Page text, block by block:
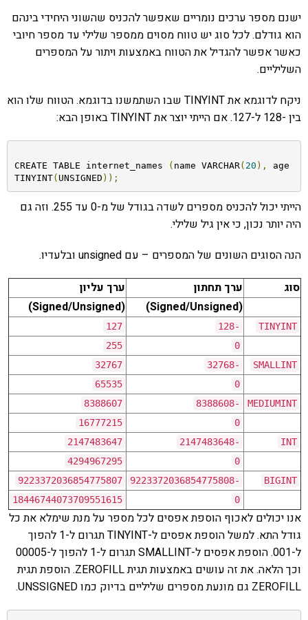
ישנם מספר ערכים נומריים שאפשר להכניס שהשוני היחידי בינהם
הוא גודלם. לכל סוג יש טווח מסוים ממספר שלילי עד מספר חיובי
כאשר אפשר להגדיל את הטווח באמצעות ויתור על המספרים
השליליים.
ניקח לדוגמא את TINYINT שבו השתמשנו בדוגמא. הטווח שלו הוא
בין -128 ל-127. אם הייתי יוצר את TINYINT באופן הבא:
CREATE TABLE internet_names ( name VARCHAR( 20 ),
age
TINYINT( UNSIGNED ));
הייתי יכול להכניס מספרים לשדה בגודל של מ-0 עד 255. וזה גם
היה יותר נכון, כי אין גיל שלילי.
הנה הסוגים השונים של המספרים – עם unsigned ובלעדיו.
סוג
ערך תחתון
ערך עליון
(Signed/Unsigned)
(Signed/Unsigned)
TINYINT
-
128
127
0
255
SMALLINT
-
32768
32767
0
65535
MEDIUMINT
-
8388608
8388607
0
16777215
INT
-
2147483648
2147483647
0
4294967295
BIGINT
-
9223372036854775808
9223372036854775807
0
18446744073709551615
אנו יכולים לאכוף הוספת אפסים לכל מספר על מנת שימלא את כל
גודל התא. למשל הוספת אפסים ל-TINYINT תגרום ל-1 להפוך
ל-001. הוספת אפסים ל-SMALLINT תגרום ל-1 להפוך ל-00005
וכך הלאה. את זה עושים באמצעות תגית ZEROFILL. הוספת תגית
ZEROFILL גם מונעת מספרים שליליים בדיוק כמו UNSSIGNED.